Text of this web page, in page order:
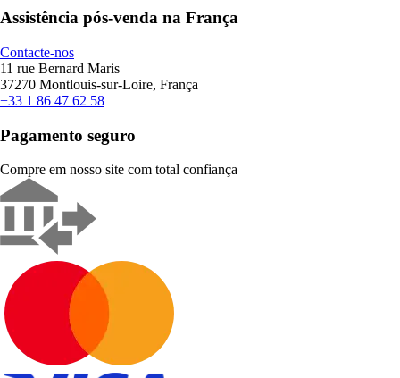
Assistência pós-venda na França
Contacte-nos
11 rue Bernard Maris
37270 Montlouis-sur-Loire, França
+33 1 86 47 62 58
Pagamento seguro
Compre em nosso site com total confiança